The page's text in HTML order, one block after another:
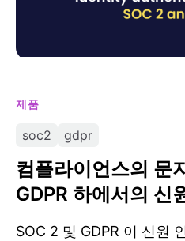
제품
soc2 gdpr
컴플라이언스의 문
GDPR 하에서의 신
SOC 2 및 GDPR 이 신원